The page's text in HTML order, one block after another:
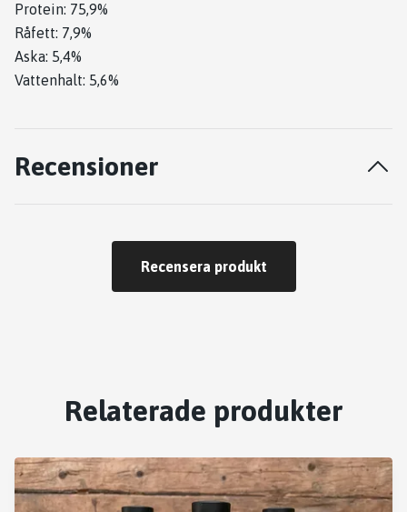
Protein: 75,9%
Råfett: 7,9%
Aska: 5,4%
Vattenhalt: 5,6%
Recensioner
Recensera produkt
Relaterade produkter